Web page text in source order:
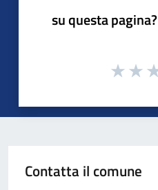
su questa pagina?
Contatta il comune